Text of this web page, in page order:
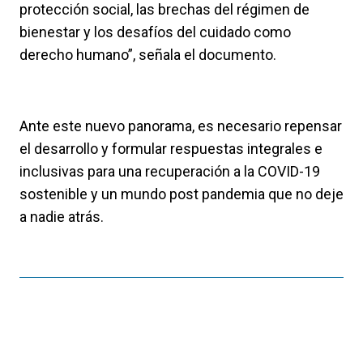
protección social, las brechas del régimen de
bienestar y los desafíos del cuidado como
derecho humano”, señala el documento.
Ante este nuevo panorama, es necesario repensar
el desarrollo y formular respuestas integrales e
inclusivas para una recuperación a la COVID-19
sostenible y un mundo post pandemia que no deje
a nadie atrás.